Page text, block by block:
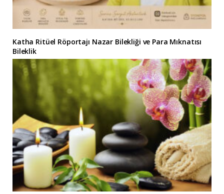
Katha Ritüel Röportajı Nazar Bilekliği ve Para Mıknatısı
Bileklik